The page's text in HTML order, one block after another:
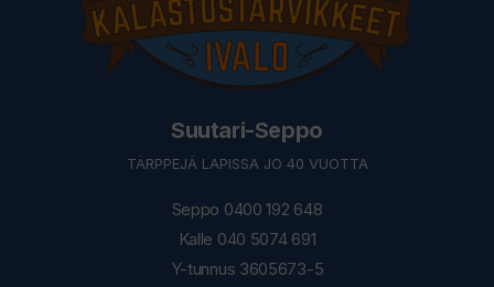
Suutari-Seppo
TÄRPPEJÄ LAPISSA JO 40 VUOTTA
Seppo 0400 192 648
Kalle 040 5074 691
Y-tunnus 3605673-5